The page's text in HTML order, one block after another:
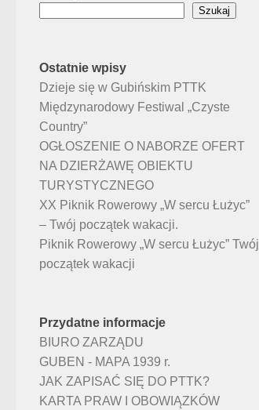
Szukaj
Ostatnie wpisy
Dzieje się w Gubińskim PTTK
Międzynarodowy Festiwal „Czyste
Country”
OGŁOSZENIE O NABORZE OFERT
NA DZIERŻAWĘ OBIEKTU
TURYSTYCZNEGO
XX Piknik Rowerowy „W sercu Łużyc”
– Twój początek wakacji.
Piknik Rowerowy „W sercu Łużyc” Twój
początek wakacji
Przydatne informacje
BIURO ZARZĄDU
GUBEN - MAPA 1939 r.
JAK ZAPISAĆ SIĘ DO PTTK?
KARTA PRAW I OBOWIĄZKÓW